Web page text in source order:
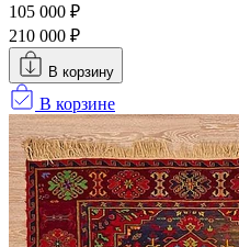
105 000 ₽
210 000 ₽
В корзину
В корзине